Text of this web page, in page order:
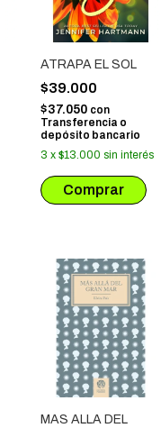
ATRAPA EL SOL
$39.000
$37.050 con
Transferencia o
depósito bancario
3 x $13.000 sin interés
MAS ALLA DEL